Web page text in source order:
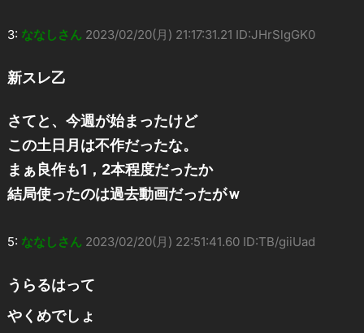
3: ななしさん 2023/02/20(月) 21:17:31.21 ID:JHrSlgGK0
新スレ乙
さてと、今週が始まったけど
この土日月は不作だったな。
まぁ良作も1，2本程度だったか
結局使ったのは過去動画だったがｗ
5: ななしさん 2023/02/20(月) 22:51:41.60 ID:TB/giiUad
うらるはって
やくめでしょ